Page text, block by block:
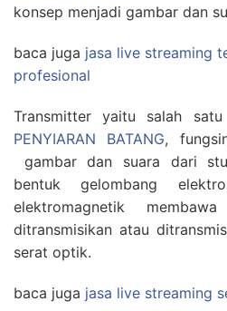
konsep menjadi gambar dan
baca juga jasa live streaming
profesional
Transmitter yaitu salah
PENYIARAN BATANG,
gambar dan suara dari
bentuk gelombang
elektromagnetik
ditransmisikan atau
serat optik.
baca juga jasa live streaming